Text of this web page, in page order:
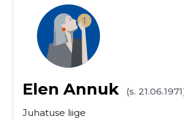
Elen Annuk
(s.
Juhatuse liige